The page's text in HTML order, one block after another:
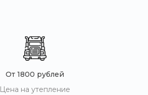
От 1800 рублей
Цена на утепление